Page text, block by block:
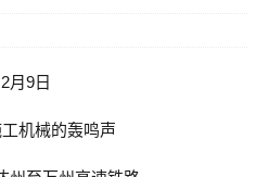
2月9日
机械的轰鸣声